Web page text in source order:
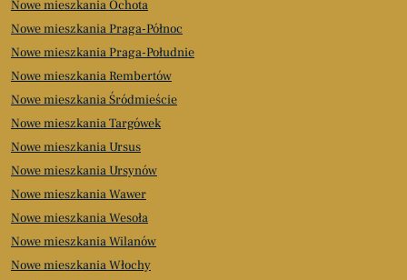
Nowe mieszkania Ochota
Nowe mieszkania Praga-Północ
Nowe mieszkania Praga-Południe
Nowe mieszkania Rembertów
Nowe mieszkania Śródmieście
Nowe mieszkania Targówek
Nowe mieszkania Ursus
Nowe mieszkania Ursynów
Nowe mieszkania Wawer
Nowe mieszkania Wesoła
Nowe mieszkania Wilanów
Nowe mieszkania Włochy